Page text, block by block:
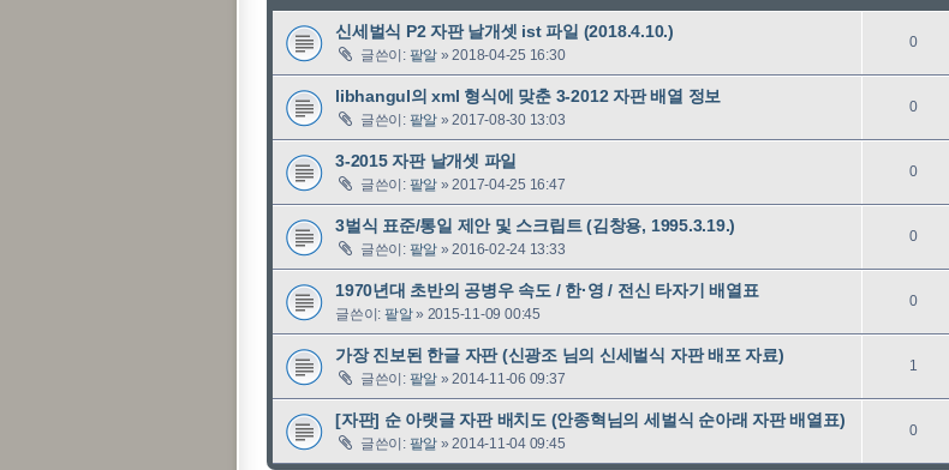
신세벌식 P2 자판 날개셋 ist 파일 (2018.4.10.)
글쓴이: 팥알 » 2018-04-25 16:30
0답
글
libhangul의 xml 형식에 맞춘 3-2012 자판 배열 정보
글쓴이: 팥알 » 2017-08-30 13:03
0답
글
3-2015 자판 날개셋 파일
글쓴이: 팥알 » 2017-04-25 16:47
0답
글
3벌식 표준/통일 제안 및 스크립트 (김창용, 1995.3.19.)
글쓴이: 팥알 » 2016-02-24 13:33
0답
글
1970년대 초반의 공병우 속도 / 한·영 / 전신 타자기 배열표
글쓴이: 팥알» 2015-11-09 00:45
0답
글
가장 진보된 한글 자판 (신광조 님의 신세벌식 자판 배포 자료)
글쓴이: 팥알 » 2014-11-06 09:37
1
글
[자판] 순 아랫글 자판 배치도 (안종혁님의 세벌식 순아래 자판 배열표)
글쓴이: 팥알 » 2014-11-04 09:45
0답
글